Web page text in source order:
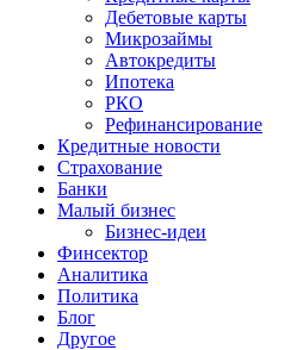
Дебетовые карты
Микрозаймы
Автокредиты
Ипотека
РКО
Рефинансирование
Кредитные новости
Страхование
Банки
Малый бизнес
Бизнес-идеи
Финсектор
Аналитика
Политика
Блог
Другое